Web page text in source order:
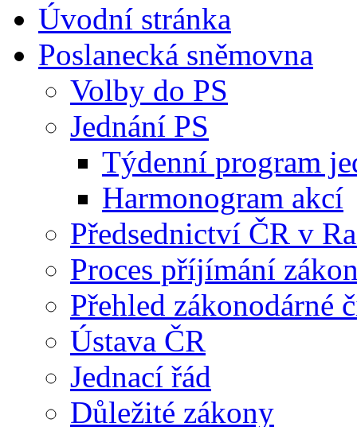
Úvodní stránka
Poslanecká sněmovna
Volby do PS
Jednání PS
Týdenní program
Harmonogram akcí
Předsednictví ČR v
Proces příjímání
Přehled zákonodárné
Ústava ČR
Jednací řád
Důležité zákony